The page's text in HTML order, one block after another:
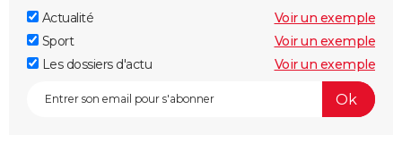
Actualité
Voir un exemple
Sport
Voir un exemple
Les dossiers d'actu
Voir un exemple